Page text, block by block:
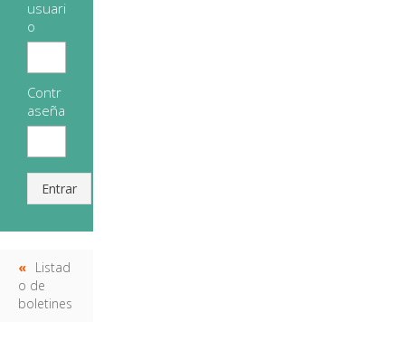
usuari
o
Contr
aseña
Entrar
Listad
o de
boletines